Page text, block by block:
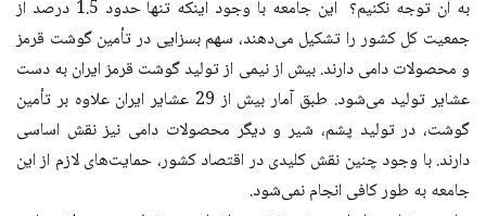
به آن توجه نکنیم؟ این جامعه با وجود اینکه تنها حدود 1.5 درصد از
جمعیت کل کشور را تشکیل می‌دهند، سهم بسزایی در تأمین گوشت قرمز
و محصولات دامی دارند. بیش از نیمی از تولید گوشت قرمز ایران به دست
عشایر تولید می‌شود. طبق آمار بیش از 29 عشایر ایران علاوه بر تأمین
گوشت، در تولید پشم، شیر و دیگر محصولات دامی نیز نقش اساسی
دارند. با وجود چنین نقش کلیدی در اقتصاد کشور، حمایت‌های لازم از این
جامعه به طور کافی انجام نمی‌شود.